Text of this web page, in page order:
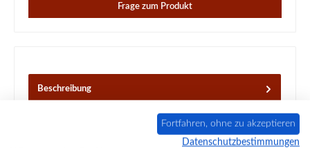
Frage zum Produkt
Beschreibung
7400 Ascherost Eckdaten: Ofenrost, Holzofenrost Material
Fortfahren, ohne zu akzeptieren
Datenschutzbestimmungen